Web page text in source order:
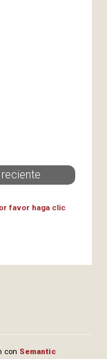
favor haga clic
con Semantic